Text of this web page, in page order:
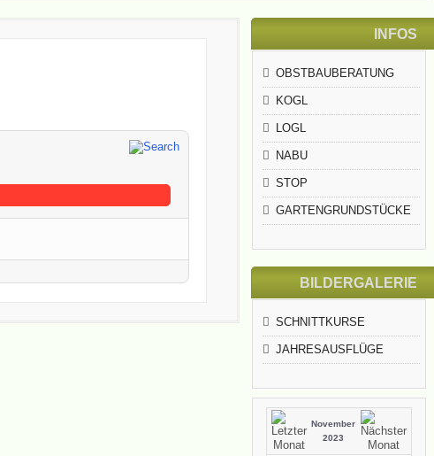
INFOS
OBSTBAUBERATUNG
KOGL
LOGL
NABU
STOP
GARTENGRUNDSTÜCKE
BILDERGALERIE
SCHNITTKURSE
JAHRESAUSFLÜGE
November
2023